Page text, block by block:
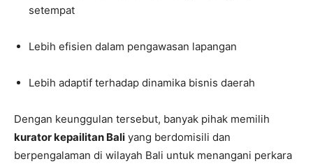
setempat
Lebih efisien dalam pengawasan lapangan
Lebih adaptif terhadap dinamika bisnis daerah
Dengan keunggulan tersebut, banyak pihak memilih
kurator kepailitan Bali yang berdomisili dan
berpengalaman di wilayah Bali untuk menangani perkara